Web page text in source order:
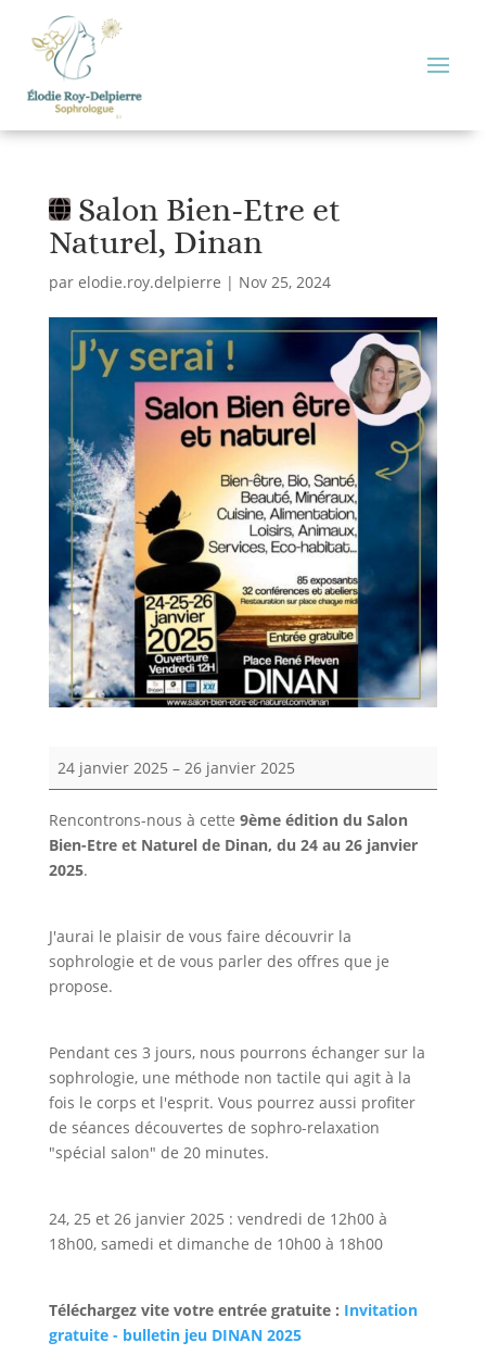
Salon Bien-Etre et
Naturel, Dinan
par elodie.roy.delpierre | Nov 25, 2024
Salon
Bien-
et
Naturel,
Dinan
24 janvier 2025 – 26 janvier 2025
Rencontrons-nous à cette 9ème édition du Salon
Bien-Etre et Naturel de Dinan, du 24 au 26 janvier
2025.
J'aurai le plaisir de vous faire découvrir la
sophrologie et de vous parler des offres que je
propose.
Pendant ces 3 jours, nous pourrons échanger sur la
sophrologie, une méthode non tactile qui agit à la
fois le corps et l'esprit. Vous pourrez aussi profiter
de séances découvertes de sophro-relaxation
"spécial salon" de 20 minutes.
24, 25 et 26 janvier 2025 : vendredi de 12h00 à
18h00, samedi et dimanche de 10h00 à 18h00
Téléchargez vite votre entrée gratuite : Invitation
gratuite - bulletin jeu DINAN 2025